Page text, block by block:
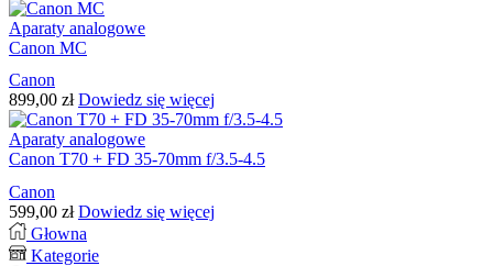
Aparaty analogowe
Canon MC
Canon
899,00 zł Dowiedz się więcej
Aparaty analogowe
Canon T70 + FD 35-70mm f/3.5-4.5
Canon
599,00 zł Dowiedz się więcej
Głowna
Kategorie